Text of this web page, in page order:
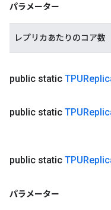
パラメーター
レプリカあたりのコア数
public static
public static
public static
パラメーター